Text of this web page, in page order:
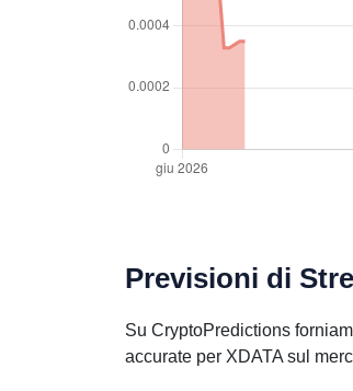
Previsioni di
Su CryptoPredictions
accurate per XDATA sul